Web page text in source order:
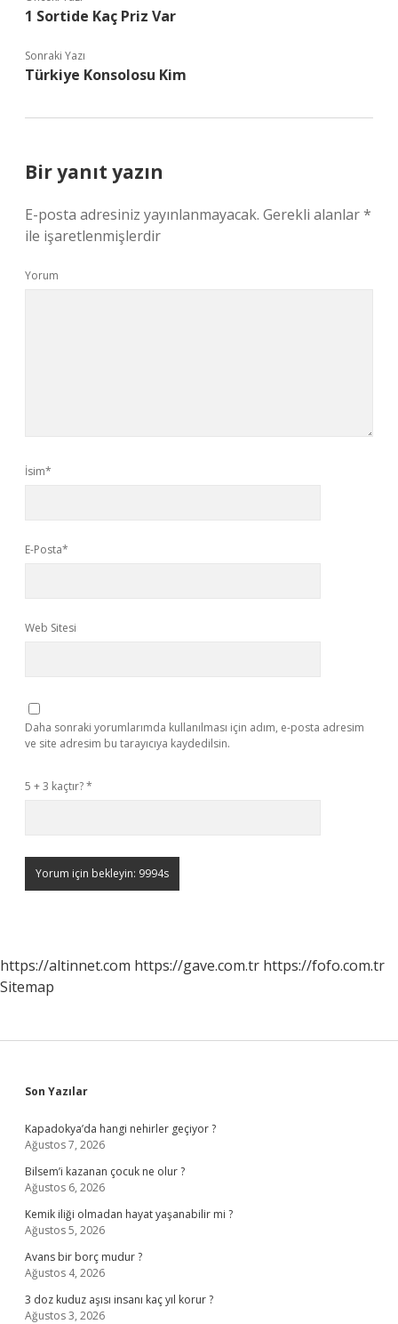
1 Sortide Kaç Priz Var
Sonraki Yazı
Türkiye Konsolosu Kim
Bir yanıt yazın
E-posta adresiniz yayınlanmayacak. Gerekli alanlar*
ile işaretlenmişlerdir
Yorum
İsim*
E-Posta*
Web Sitesi
Daha sonraki yorumlarımda kullanılması için adım, e-posta adresim
ve site adresim bu tarayıcıya kaydedilsin.
5 + 3 kaçtır?*
https://altinnet.com https://gave.com.tr https://fofo.com.tr
Sitemap
Sidebar
Son Yazılar
Kapadokya’da hangi nehirler geçiyor ?
Ağustos 7, 2026
Bilsem’i kazanan çocuk ne olur ?
Ağustos 6, 2026
Kemik iliği olmadan hayat yaşanabilir mi ?
Ağustos 5, 2026
Avans bir borç mudur ?
Ağustos 4, 2026
3 doz kuduz aşısı insanı kaç yıl korur ?
Ağustos 3, 2026